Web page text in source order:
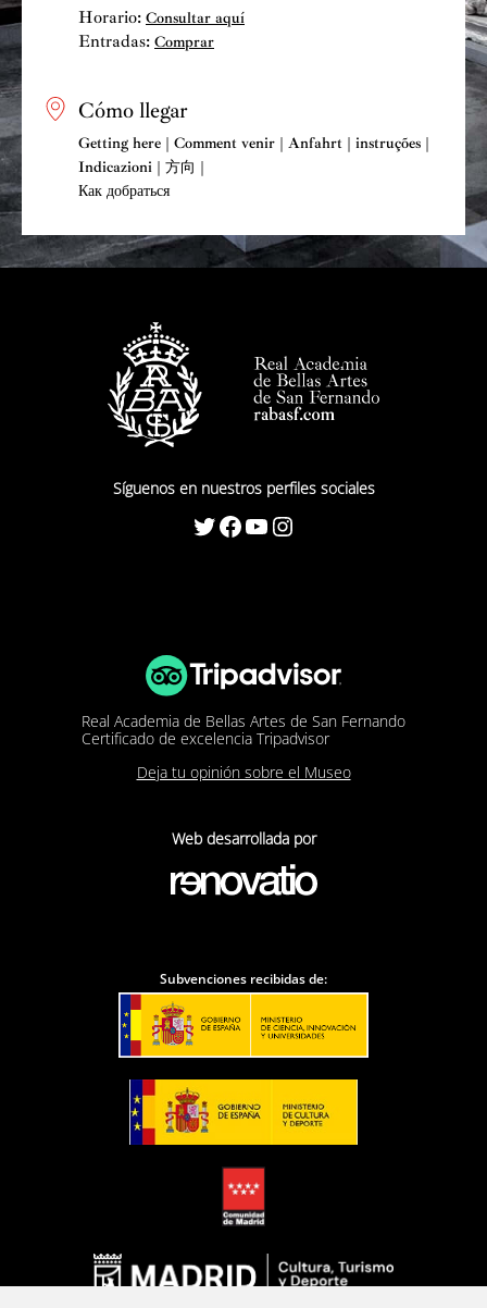
Horario: Consultar aquí
Entradas: Comprar
Cómo llegar
Getting here | Comment venir | Anfahrt | instruções |
Indicazioni | 方向 |
Как добраться
Síguenos en nuestros perfiles sociales
Twitter Facebook YouTube Instagram
Real Academia de Bellas Artes de San Fernando
Certificado de excelencia Tripadvisor
Deja tu opinión sobre el Museo
Web desarrollada por
Subvenciones recibidas de: